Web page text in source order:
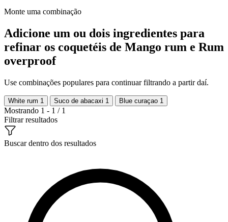
Monte uma combinação
Adicione um ou dois ingredientes para
refinar os coquetéis de Mango rum e Rum
overproof
Use combinações populares para continuar filtrando a partir daí.
White rum 1 Suco de abacaxi 1 Blue curaçao 1
Mostrando 1 - 1 / 1
Filtrar resultados
Buscar dentro dos resultados